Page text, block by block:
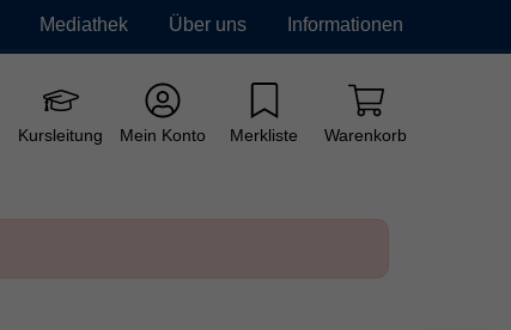
Mediathek Über uns Informationen
Kursleitung Mein Konto Merkliste Warenkorb
Grundbildung Neue Kurse